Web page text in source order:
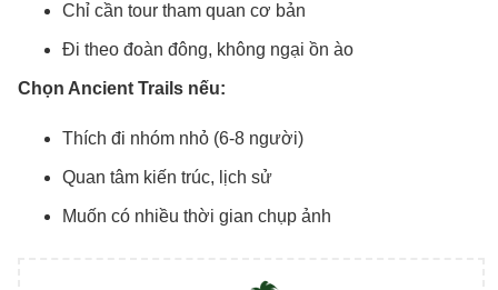
Chỉ cần tour tham quan cơ bản
Đi theo đoàn đông, không ngại ồn ào
Chọn Ancient Trails nếu:
Thích đi nhóm nhỏ (6-8 người)
Quan tâm kiến trúc, lịch sử
Muốn có nhiều thời gian chụp ảnh